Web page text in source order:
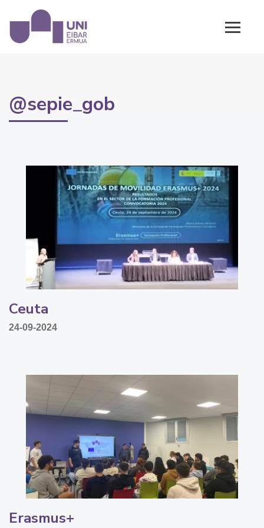
@sepie_gob
Ceuta
24-09-2024
Erasmus+